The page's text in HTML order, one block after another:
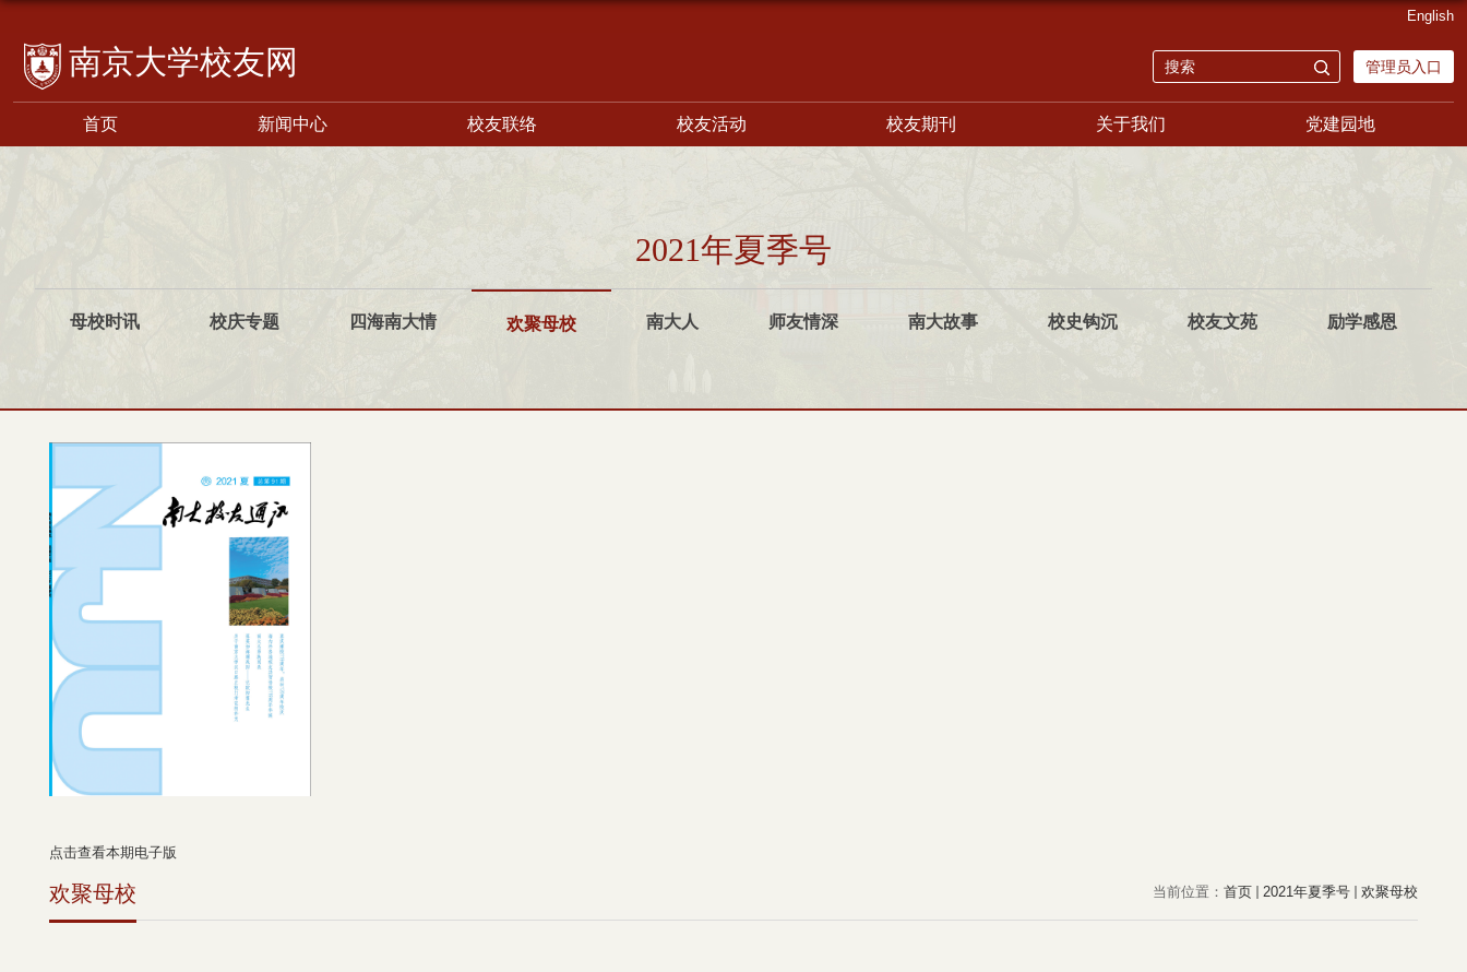
校友网 管理员入口
English
首页 新闻中心 校友联络 校友活动 校友期刊 关于我们 党建园地
2021年夏季号
母校时讯 校庆专题 四海南大情 欢聚母校 南大人 师友情深 南大故事 校史钩沉 校友文苑 励学感恩
点击查看本期电子版
当前位置： 首页 2021年夏季号 欢聚母校
欢聚母校